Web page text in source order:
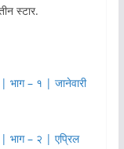
स्टार.
| भाग – १ | जानेवारी
| भाग – २ | एप्रिल